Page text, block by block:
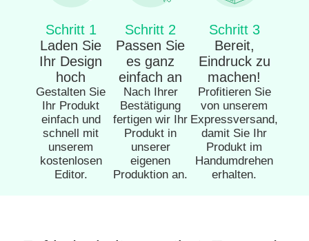
Schritt 1
Laden Sie
Ihr Design
hoch
Gestalten Sie
Ihr Produkt
einfach und
schnell mit
unserem
kostenlosen
Editor.
Schritt 2
Passen Sie
es ganz
einfach an
Nach Ihrer
Bestätigung
fertigen wir Ihr
Produkt in
unserer
eigenen
Produktion an.
Schritt 3
Bereit,
Eindruck zu
machen!
Profitieren Sie
von unserem
Expressversand,
damit Sie Ihr
Produkt im
Handumdrehen
erhalten.